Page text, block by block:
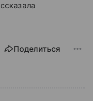
Поделиться